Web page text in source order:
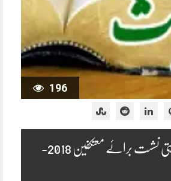
196
مولانا ابوبکر حنیف: تربیتی نشست برائے معتکفین 2018-